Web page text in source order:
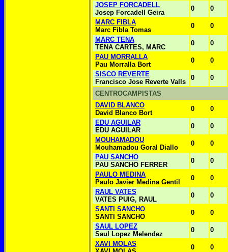
JOSEP FORCADELL
Josep Forcadell Geira
0
0
MARC FIBLA
Marc Fibla Tomas
0
0
MARC TENA
TENA CARTES, MARC
0
0
PAU MORRALLA
Pau Morralla Bort
0
0
SISCO REVERTE
Francisco Jose Reverte Valls
0 0
CENTROCAMPISTAS
DAVID BLANCO
David Blanco Bort
0
0
EDU AGUILAR
EDU AGUILAR
0
0
MOUHAMADOU
Mouhamadou Goral Diallo
0
0
PAU SANCHO
PAU SANCHO FERRER
0
0
PAULO MEDINA
Paulo Javier Medina Gentil
0
0
RAUL VATES
VATES PUIG, RAUL
0
0
SANTI SANCHO
SANTI SANCHO
0
0
SAUL LOPEZ
Saul Lopez Melendez
0
0
XAVI MOLAS
0 0